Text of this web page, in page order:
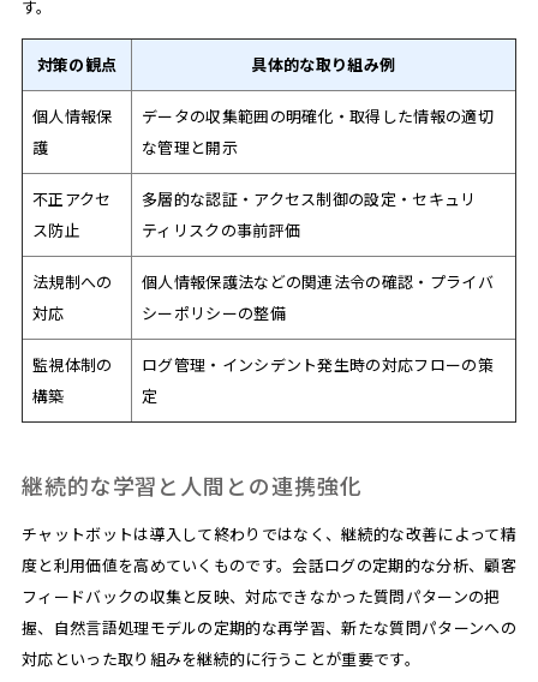
す。
対策の観点 具体的な取り組み例
個人情報保
護
データの収集範囲の明確化・取得した情報の適切
な管理と開示
不正アクセ
ス防止
多層的な認証・アクセス制御の設定・セキュリ
ティリスクの事前評価
法規制への
対応
個人情報保護法などの関連法令の確認・プライバ
シーポリシーの整備
監視体制の
構築
ログ管理・インシデント発生時の対応フローの策
定
継続的な学習と人間との連携強化
チャットボットは導入して終わりではなく、継続的な改善によって精
度と利用価値を高めていくものです。会話ログの定期的な分析、顧客
フィードバックの収集と反映、対応できなかった質問パターンの把
握、自然言語処理モデルの定期的な再学習、新たな質問パターンへの
対応といった取り組みを継続的に行うことが重要です。